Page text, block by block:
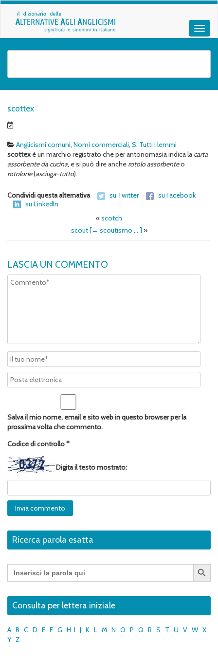
scottex
Anglicismi comuni, Nomi commerciali, S, Tutti i lemmi
scottex è un marchio registrato che per antonomasia indica la carta
assorbente da cucina, e si può dire anche rotolo assorbenteo
rotolone(asciuga-tutto).
Condividi questa alternativa su Twitter
su Facebook
su LinkedIn
«scotch
scout [→ scoutismo … ] »
LASCIA UN COMMENTO
Salva il mio nome, email e sito web in questo browser per la
prossima volta che commento.
Codice di controllo*
Digita il testo mostrato:
Ricerca parola esatta
Search
for:
Search Button
Consulta per lettera iniziale
A B C D E F G H I J K L M N O P Q R S T U V W X
Y Z